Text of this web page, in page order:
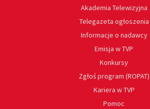
Akademia Telewizyjna
Telegazeta ogłoszenia
Informacje o nadawcy
Emisja w TVP
Konkursy
Zgłoś program (ROPAT)
Kariera w TVP
Pomoc